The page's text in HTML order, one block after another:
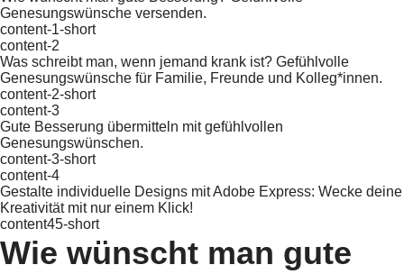
Genesungswünsche versenden.
content-1-short
content-2
Was schreibt man, wenn jemand krank ist? Gefühlvolle
Genesungswünsche für Familie, Freunde und Kolleg*innen.
content-2-short
content-3
Gute Besserung übermitteln mit gefühlvollen
Genesungswünschen.
content-3-short
content-4
Gestalte individuelle Designs mit Adobe Express: Wecke deine
Kreativität mit nur einem Klick!
content45-short
Wie wünscht man gute